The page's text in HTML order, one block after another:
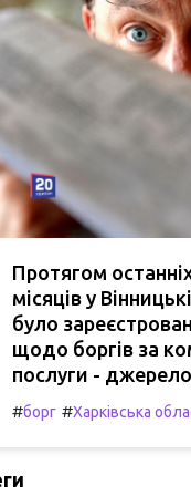
Протягом
місяців у
було
щодо боргів за
послуги -
#борг #Харківська